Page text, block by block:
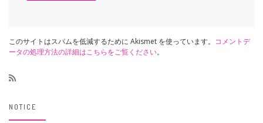
このサイトはスパムを低減するために Akismet を使っています。 コメントデ
ータの処理方法の詳細はこちらをご覧ください。
NOTICE